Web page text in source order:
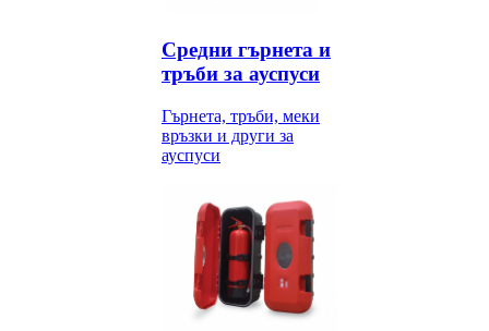
Средни гърнета и
тръби за ауспуси
Гърнета, тръби, меки
връзки и други за
ауспуси